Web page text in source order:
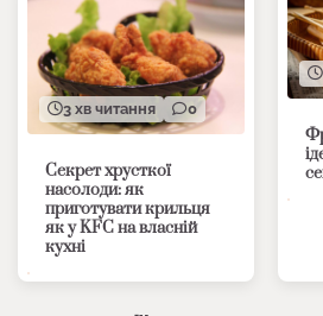
3 хв читання 0
Секрет хрусткої
насолоди: як
приготувати крильця
як у KFC на власній
кухні